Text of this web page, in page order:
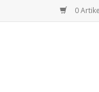
0